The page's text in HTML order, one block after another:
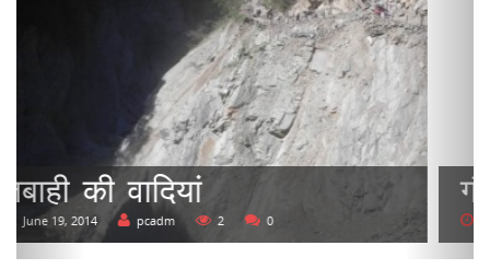
गौरीकुंड
June 12, 2014 pcadm 4